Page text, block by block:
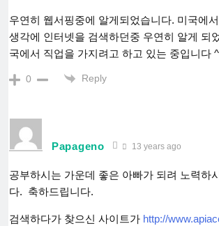
우연히 웹서핑중에 알게되었습니다. 미국에
생각에 인터넷을 검색하던중 우연히 알게 되
국에서 직업을 가지려고 하고 있는 중입니다
0 Reply
Papageno 13 years ago
공부하시는 가운데 좋은 아빠가 되려 노력하
다. 축하드립니다.
검색하다가 찾으신 사이트가 http://